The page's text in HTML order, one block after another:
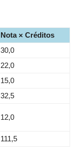
Nota × Créditos
30,0
22,0
15,0
32,5
12,0
111,5